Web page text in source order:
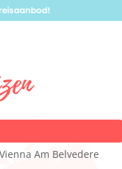
Am Belvedere